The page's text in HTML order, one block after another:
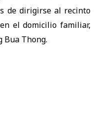
de dirigirse al recinto
el domicilio familiar,
Bua Thong.